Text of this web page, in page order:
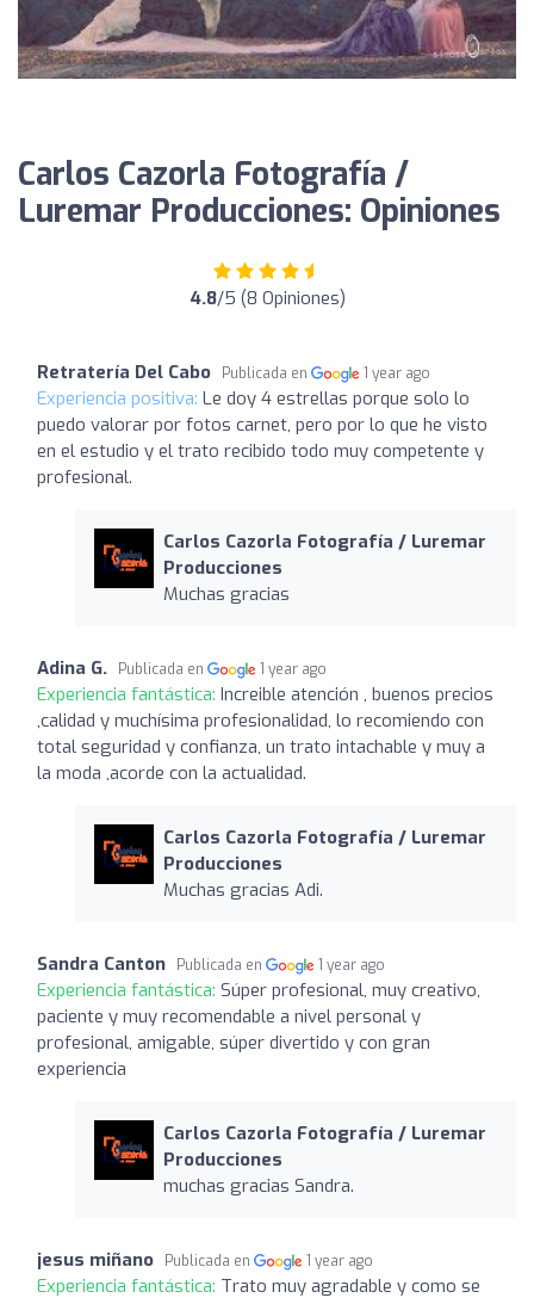
Carlos Cazorla Fotografía /
Luremar Producciones: Opiniones
4.8/5 (8 Opiniones)
Retratería Del Cabo Publicada en 1 year ago
Experiencia positiva: Le doy 4 estrellas porque solo lo
puedo valorar por fotos carnet, pero por lo que he visto
en el estudio y el trato recibido todo muy competente y
profesional.
Carlos Cazorla Fotografía / Luremar
Producciones
Muchas gracias
Adina G. Publicada en 1 year ago
Experiencia fantástica: Increible atención , buenos precios
,calidad y muchísima profesionalidad, lo recomiendo con
total seguridad y confianza, un trato intachable y muy a
la moda ,acorde con la actualidad.
Carlos Cazorla Fotografía / Luremar
Producciones
Muchas gracias Adi.
Sandra Canton Publicada en 1 year ago
Experiencia fantástica: Súper profesional, muy creativo,
paciente y muy recomendable a nivel personal y
profesional, amigable, súper divertido y con gran
experiencia
Carlos Cazorla Fotografía / Luremar
Producciones
muchas gracias Sandra.
jesus miñano Publicada en 1 year ago
Experiencia fantástica: Trato muy agradable y como se